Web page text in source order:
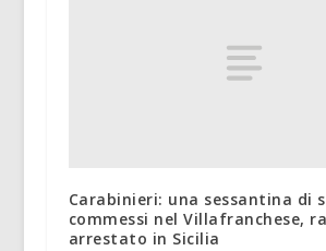
Carabinieri: una sessantina di
commessi nel Villafranchese,
arrestato in Sicilia